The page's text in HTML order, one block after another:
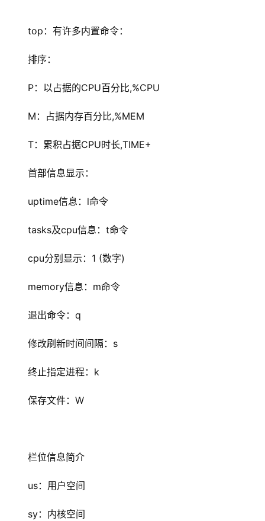
top：有许多内置命令：
排序：
P：以占据的CPU百分比,%CPU
M：占据内存百分比,%MEM
T：累积占据CPU时长,TIME+
首部信息显示：
uptime信息：l命令
tasks及cpu信息：t命令
cpu分别显示：1 (数字)
memory信息：m命令
退出命令：q
修改刷新时间间隔：s
终止指定进程：k
保存文件：W
栏位信息简介
us：用户空间
sy：内核空间